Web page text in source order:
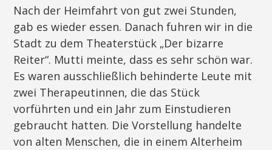
Nach der Heimfahrt von gut zwei Stunden,
gab es wieder essen. Danach fuhren wir in die
Stadt zu dem Theaterstück „Der bizarre
Reiter“. Mutti meinte, dass es sehr schön war.
Es waren ausschließlich behinderte Leute mit
zwei Therapeutinnen, die das Stück
vorführten und ein Jahr zum Einstudieren
gebraucht hatten. Die Vorstellung handelte
von alten Menschen, die in einem Alterheim